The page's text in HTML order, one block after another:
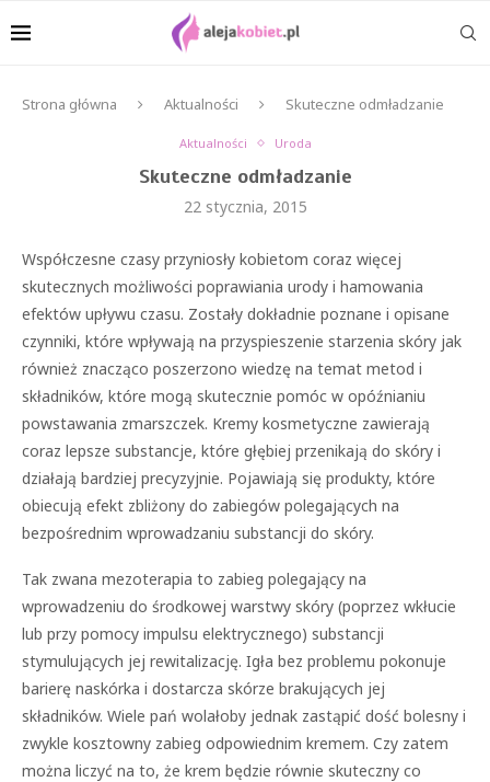
Strona główna Aktualności Skuteczne odmładzanie
Aktualności Uroda
Skuteczne odmładzanie
22 stycznia, 2015
Współczesne czasy przyniosły kobietom coraz więcej
skutecznych możliwości poprawiania urody i hamowania
efektów upływu czasu. Zostały dokładnie poznane i opisane
czynniki, które wpływają na przyspieszenie starzenia skóry jak
również znacząco poszerzono wiedzę na temat metod i
składników, które mogą skutecznie pomóc w opóźnianiu
powstawania zmarszczek. Kremy kosmetyczne zawierają
coraz lepsze substancje, które głębiej przenikają do skóry i
działają bardziej precyzyjnie. Pojawiają się produkty, które
obiecują efekt zbliżony do zabiegów polegających na
bezpośrednim wprowadzaniu substancji do skóry.
Tak zwana mezoterapia to zabieg polegający na
wprowadzeniu do środkowej warstwy skóry (poprzez wkłucie
lub przy pomocy impulsu elektrycznego) substancji
stymulujących jej rewitalizację. Igła bez problemu pokonuje
barierę naskórka i dostarcza skórze brakujących jej
składników. Wiele pań wolałoby jednak zastąpić dość bolesny i
zwykle kosztowny zabieg odpowiednim kremem. Czy zatem
można liczyć na to, że krem będzie równie skuteczny co